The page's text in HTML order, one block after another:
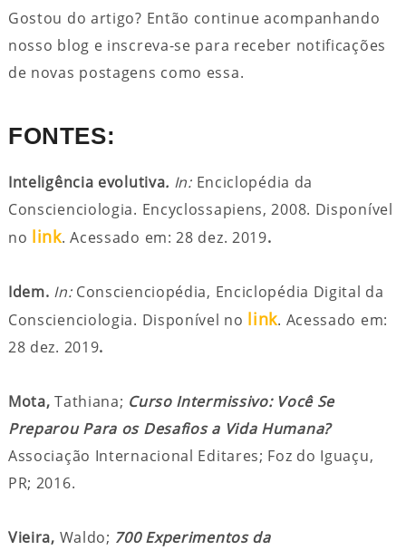
Gostou do artigo? Então continue acompanhando
nosso blog e inscreva-se para receber notificações
de novas postagens como essa.
FONTES:
Inteligência evolutiva. In: Enciclopédia da
Conscienciologia. Encyclossapiens, 2008. Disponível
no link. Acessado em: 28 dez. 2019.
Idem. In:Conscienciopédia, Enciclopédia Digital da
Conscienciologia. Disponível no link. Acessado em:
28 dez. 2019.
Mota, Tathiana; Curso Intermissivo: Você Se
Preparou Para os Desafios a Vida Humana?
Associação Internacional Editares; Foz do Iguaçu,
PR; 2016.
Vieira, Waldo; 700 Experimentos da